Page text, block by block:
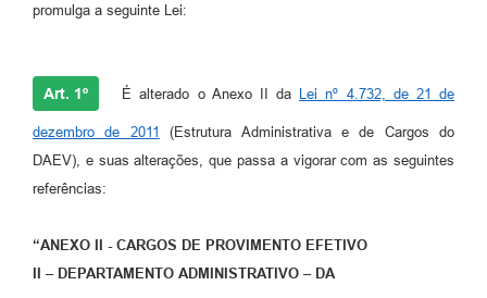
A Prefeitura
Jornal
Agenda
SIC
promulga a seguinte Lei:
Art. 1º É alterado o Anexo II da Lei nº 4.732, de 21 de
dezembro de 2011
(Estrutura Administrativa e de Cargos do
DAEV), e suas alterações, que passa a vigorar com as seguintes
referências:
“ANEXO II - CARGOS DE PROVIMENTO EFETIVO
II – DEPARTAMENTO ADMINISTRATIVO – DA